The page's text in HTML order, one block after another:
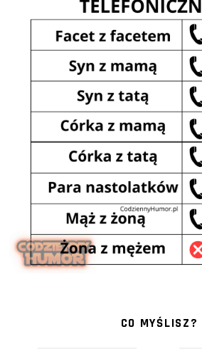
CO MYŚLISZ?